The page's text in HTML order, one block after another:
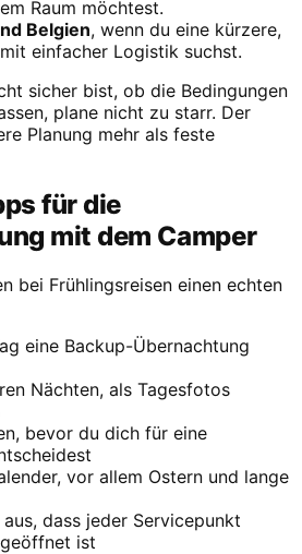
Raum möchtest.
Belgien, wenn du eine kürzere,
einfacher Logistik suchst.
sicher bist, ob die Bedingungen
plane nicht zu starr. Der
Planung mehr als feste
für die
mit dem Camper
bei Frühlingsreisen einen echten
eine Backup-Übernachtung
Nächten, als Tagesfotos
bevor du dich für eine
vor allem Ostern und lange
dass jeder Servicepunkt
ist